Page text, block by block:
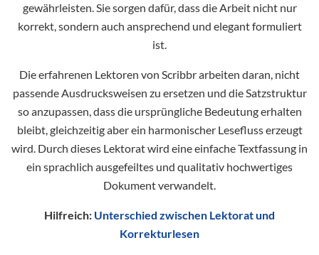
gewährleisten. Sie sorgen dafür, dass die Arbeit nicht nur
korrekt, sondern auch ansprechend und elegant formuliert
ist.
Die erfahrenen Lektoren von Scribbr arbeiten daran, nicht
passende Ausdrucksweisen zu ersetzen und die Satzstruktur
so anzupassen, dass die ursprüngliche Bedeutung erhalten
bleibt, gleichzeitig aber ein harmonischer Lesefluss erzeugt
wird. Durch dieses Lektorat wird eine einfache Textfassung in
ein sprachlich ausgefeiltes und qualitativ hochwertiges
Dokument verwandelt.
Hilfreich: Unterschied zwischen Lektorat und
Korrekturlesen